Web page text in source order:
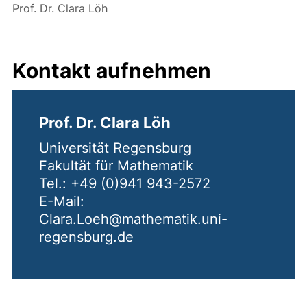
Prof. Dr. Clara Löh
Kontakt aufnehmen
Prof. Dr. Clara Löh
Universität Regensburg
Fakultät für Mathematik
Tel.: +49 (0)941 943-2572
E-Mail:
Clara.Loeh@mathematik.uni-
regensburg.de